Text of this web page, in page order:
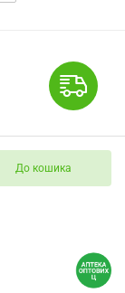
До кошика